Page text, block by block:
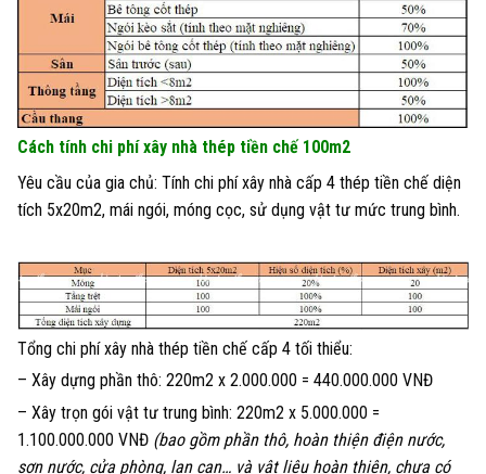
Cách tính chi phí xây nhà thép tiền chế 100m2
Yêu cầu của gia chủ: Tính chi phí xây nhà cấp 4 thép tiền chế diện
tích 5x20m2, mái ngói, móng cọc, sử dụng vật tư mức trung bình.
Tổng chi phí xây nhà thép tiền chế cấp 4 tối thiểu:
– Xây dựng phần thô: 220m2 x 2.000.000 = 440.000.000 VNĐ
– Xây trọn gói vật tư trung bình: 220m2 x 5.000.000 =
1.100.000.000 VNĐ (bao gồm phần thô, hoàn thiện điện nước,
sơn nước, cửa phòng, lan can… và vật liệu hoàn thiện, chưa có